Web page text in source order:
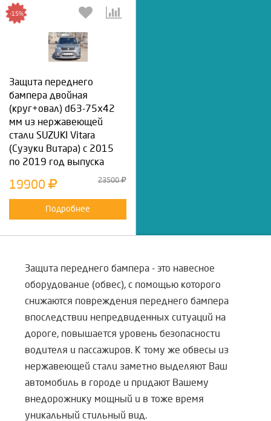
Защита переднего
бампера двойная
(круг+овал) d63-75х42
мм из нержавеющей
стали SUZUKI Vitara
(Сузуки Витара) с 2015
по 2019 год выпуска
-15%
19900 23500
Подробнее
Защита переднего бампера - это навесное
оборудование (обвес), с помощью которого
снижаются повреждения переднего бампера
впоследствии непредвиденных ситуаций на
дороге, повышается уровень безопасности
водителя и пассажиров. К тому же обвесы из
нержавеющей стали заметно выделяют Ваш
автомобиль в городе и придают Вашему
внедорожнику мощный и в тоже время
уникальный стильный вид.